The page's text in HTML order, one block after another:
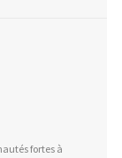
fortes à